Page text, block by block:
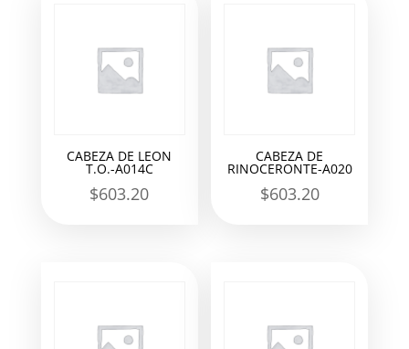
CABEZA DE LEON
T.O.-A014C
$603.20
CABEZA DE
RINOCERONTE-A020
$603.20